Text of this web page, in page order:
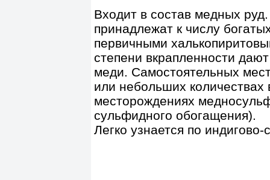
Входит в состав медных
принадлежат к числу
первичными
степени вкрапленности
меди. Самостоятельных
или небольших количествах
месторождениях
сульфидного обогащения).
Легко узнается по